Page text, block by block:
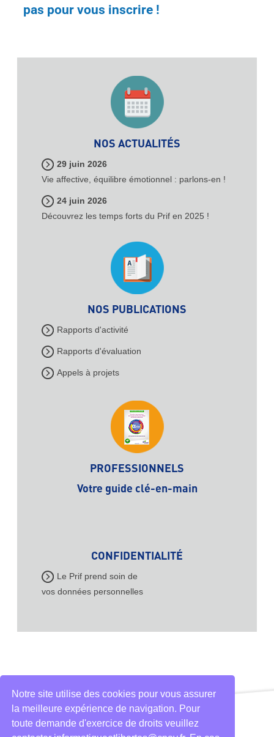
pas pour vous inscrire !
NOS ACTUALITÉS
29 juin 2026
Vie affective, équilibre émotionnel : parlons-en !
24 juin 2026
Découvrez les temps forts du Prif en 2025 !
NOS PUBLICATIONS
Rapports d'activité
Rapports d'évaluation
Appels à projets
PROFESSIONNELS
Votre guide clé-en-main
CONFIDENTIALITÉ
Le Prif prend soin de
vos données personnelles
Notre site utilise des cookies pour vous assurer
la meilleure expérience de navigation. Pour
toute demande d'exercice de droits veuillez